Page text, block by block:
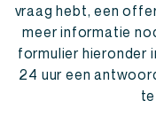
vraag hebt, een
meer informatie
formulier hieronder
24 uur een